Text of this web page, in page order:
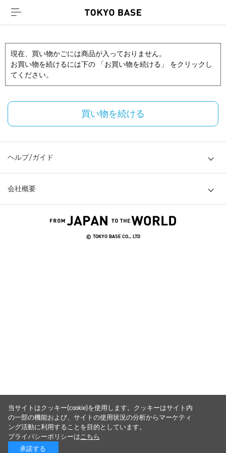
現在、買い物かごには商品が入っておりません。
お買い物を続けるには下の 「お買い物を続ける」 をクリックし
てください。
買い物を続ける
ヘルプ/ガイド
会社概要
© TOKYO BASE CO., LTD
当サイトはクッキー(cookie)を使用します。クッキーはサイト内
の一部の機能および、サイトの使用状況の分析からマーケティ
ング活動に利用することを目的としています。
プライバシーポリシーはこちら
承諾する